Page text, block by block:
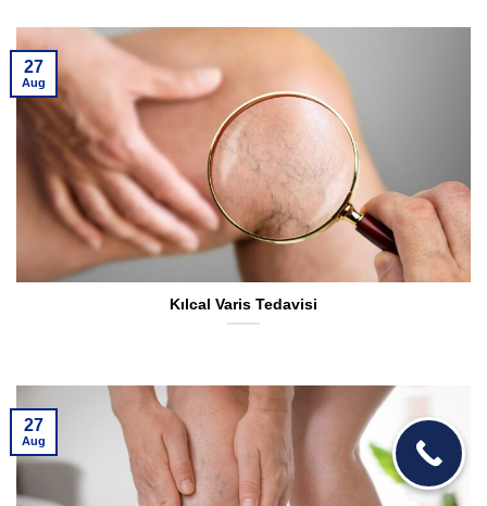
Kılcal Varis Tedavisi
27
Aug
27
Aug